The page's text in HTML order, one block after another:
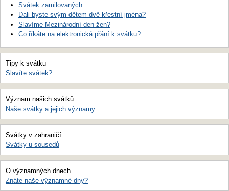
Svátek zamilovaných
Dali byste svým dětem dvě křestní jména?
Slavíme Mezinárodní den žen?
Co říkáte na elektronická přání k svátku?
Tipy k svátku
Slavíte svátek?
Význam našich svátků
Naše svátky a jejich významy
Svátky v zahraničí
Svátky u sousedů
O významných dnech
Znáte naše významné dny?